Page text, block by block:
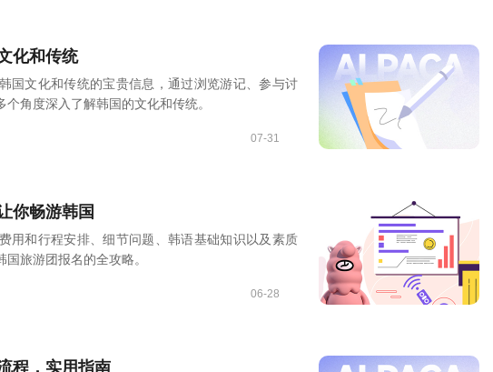
化和传统
国文化和传统的宝贵信息，通过浏览游记、参与讨
角度深入了解韩国的文化和传统。
07-31
你畅游韩国
用和行程安排、细节问题、韩语基础知识以及素质
旅游团报名的全攻略。
06-28
程，实用指南